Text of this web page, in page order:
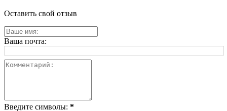
Оставить свой отзыв
Ваша почта:
Введите символы: *